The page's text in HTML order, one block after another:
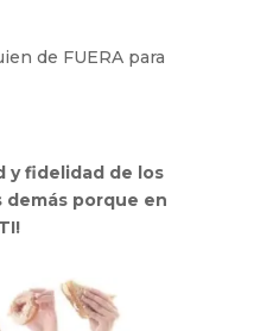
de FUERA para
y fidelidad de los
demás porque en